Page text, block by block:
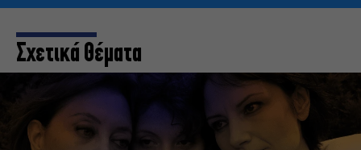
Σχετικά Θέματα